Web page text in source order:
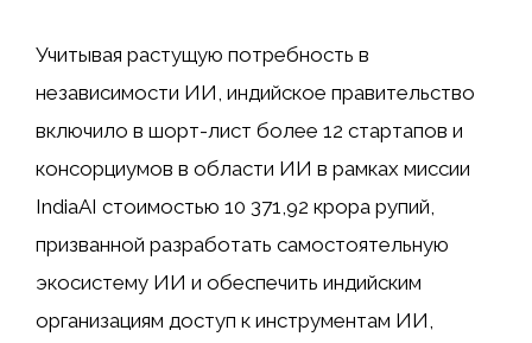
Учитывая растущую потребность в
независимости ИИ, индийское правительство
включило в шорт-лист более 12 стартапов и
консорциумов в области ИИ в рамках миссии
IndiaAI стоимостью 10 371,92 крора рупий,
призванной разработать самостоятельную
экосистему ИИ и обеспечить индийским
организациям доступ к инструментам ИИ,